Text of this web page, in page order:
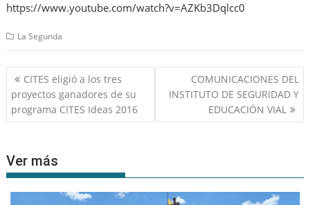
https://www.youtube.com/watch?v=AZKb3Dqlcc0
La Segunda
Navegación
de
entradas
CITES eligió a los tres
proyectos ganadores de su
programa CITES Ideas 2016
COMUNICACIONES DEL
INSTITUTO DE SEGURIDAD Y
EDUCACIÓN VIAL
Ver más